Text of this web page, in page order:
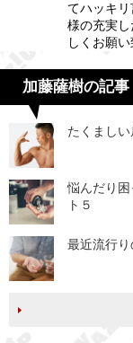
てハッキ
様の充実
しくお願い
加藤薩樹の記事
たくまし
悩んだり
ト５
最近流行り